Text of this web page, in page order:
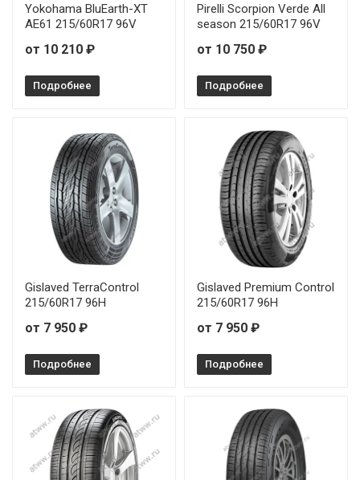
Yokohama BluEarth-XT
AE61 215/60R17 96V
от 10 210 ₽
Подробнее
Pirelli Scorpion Verde All
season 215/60R17 96V
от 10 750 ₽
Подробнее
Gislaved TerraControl
215/60R17 96H
от 7 950 ₽
Подробнее
Gislaved Premium Control
215/60R17 96H
от 7 950 ₽
Подробнее